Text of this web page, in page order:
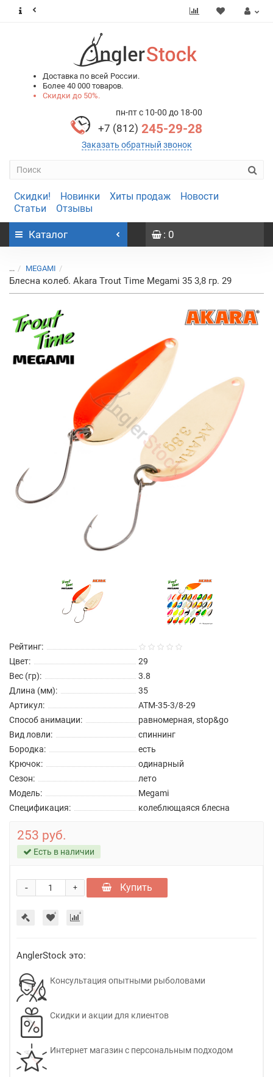
Доставка по всей России.
Более 40 000 товаров.
Скидки до 50%.
пн-пт с 10-00 до 18-00
+7 (812) 245-29-28
Заказать обратный звонок
Скидки! Новинки Хиты продаж
Новости
Статьи
Отзывы
Каталог : 0
... MEGAMI
Блесна колеб. Akara Trout Time Megami 35 3,8 гр. 29
Рейтинг:
Цвет:
29
Вес (гр):
3.8
Длина (мм):
35
Артикул:
ATM-35-3/8-29
Способ анимации:
равномерная, stop&go
Вид ловли:
спиннинг
Бородка:
есть
Крючок:
одинарный
Сезон:
лето
Модель:
Megami
Спецификация:
колеблющаяся блесна
253 руб.
Есть в наличии
+
- Купить
AnglerStock это:
Консультация опытными рыболовами
Скидки и акции для клиентов
Интернет магазин с персональным подходом